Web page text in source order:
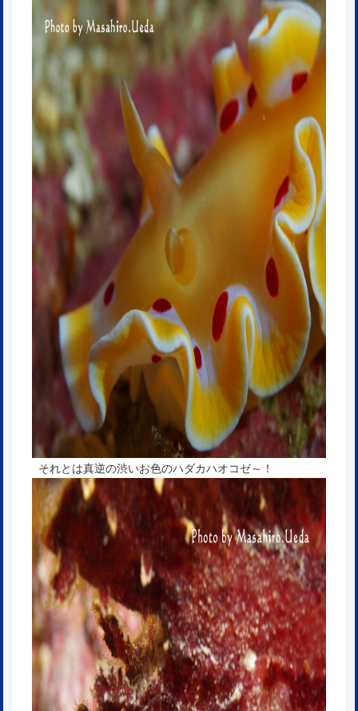
それとは真逆の渋いお色のハダカハオコゼ～！